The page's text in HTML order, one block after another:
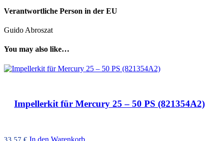
Verantwortliche Person in der EU
Guido Abroszat
You may also like…
Impellerkit für Mercury 25 – 50 PS (821354A2)
In den Warenkorb